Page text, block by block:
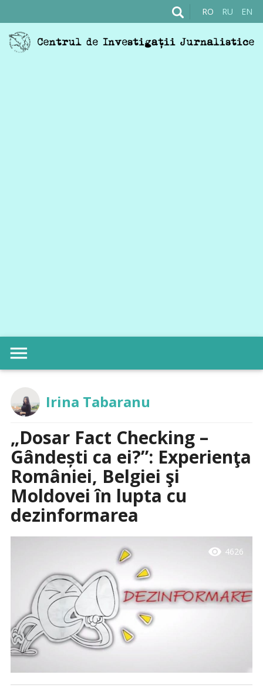
RO RU EN
menu
Irina Tabaranu
„Dosar Fact Checking –
Gândești ca ei?”: Experienţa
României, Belgiei şi
Moldovei în lupta cu
dezinformarea
visibility 4626